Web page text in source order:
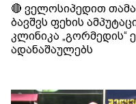
🔴 ველოსიპედით
ბავშვს ფეხის
კლინიკა „გორმედის“
ადანაშაულებს